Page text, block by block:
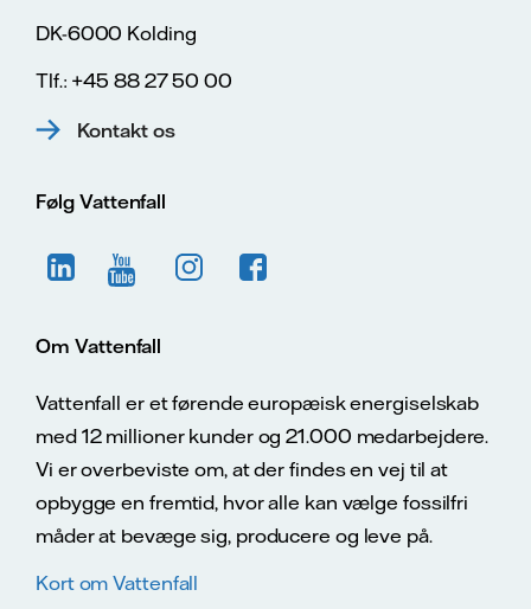
DK-6000 Kolding
Tlf.: +45 88 27 50 00
Kontakt os
Følg Vattenfall
Om Vattenfall
Vattenfall er et førende europæisk energiselskab
med 12 millioner kunder og 21.000 medarbejdere.
Vi er overbeviste om, at der findes en vej til at
opbygge en fremtid, hvor alle kan vælge fossilfri
måder at bevæge sig, producere og leve på.
Kort om Vattenfall